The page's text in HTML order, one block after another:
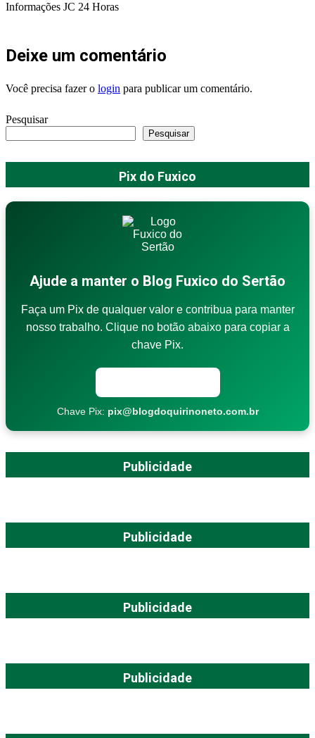
Informações JC 24 Horas
Deixe um comentário
Você precisa fazer o login para publicar um comentário.
Pesquisar
Pesquisar
Pix do Fuxico
Ajude a manter o Blog Fuxico do Sertão
Faça um Pix de qualquer valor e contribua para manter
nosso trabalho. Clique no botão abaixo para copiar a
chave Pix.
Chave Pix: pix@blogdoquirinoneto.com.br
Publicidade
Publicidade
Publicidade
Publicidade